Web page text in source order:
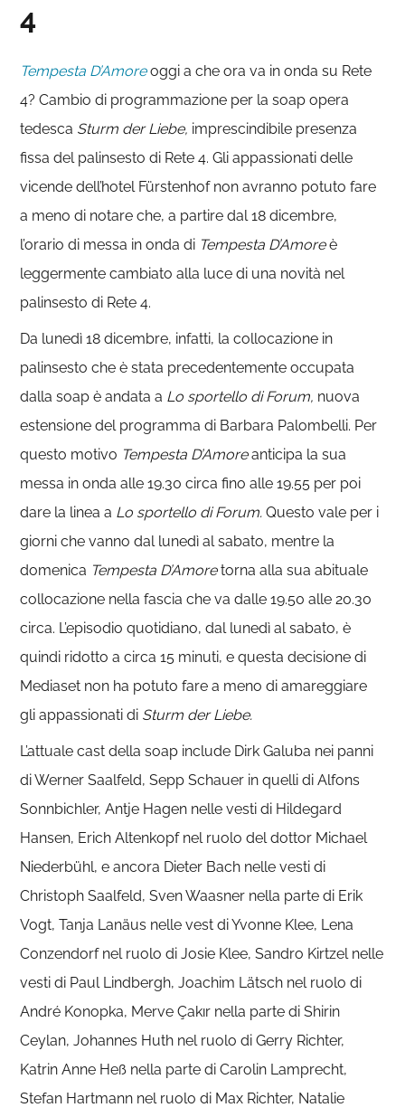
4
Tempesta D’Amoreoggi a che ora va in onda su Rete
4? Cambio di programmazione per la soap opera
tedesca Sturm der Liebe, imprescindibile presenza
fissa del palinsesto di Rete 4. Gli appassionati delle
vicende dell’hotel Fürstenhof non avranno potuto fare
a meno di notare che, a partire dal 18 dicembre,
l’orario di messa in onda di Tempesta D’Amoreè
leggermente cambiato alla luce di una novità nel
palinsesto di Rete 4.
Da lunedì 18 dicembre, infatti, la collocazione in
palinsesto che è stata precedentemente occupata
dalla soap è andata a Lo sportello di Forum, nuova
estensione del programma di Barbara Palombelli. Per
questo motivo Tempesta D’Amoreanticipa la sua
messa in onda alle 19.30 circa fino alle 19.55 per poi
dare la linea a Lo sportello di Forum.Questo vale per i
giorni che vanno dal lunedì al sabato, mentre la
domenica Tempesta D’Amoretorna alla sua abituale
collocazione nella fascia che va dalle 19.50 alle 20.30
circa. L’episodio quotidiano, dal lunedì al sabato, è
quindi ridotto a circa 15 minuti, e questa decisione di
Mediaset non ha potuto fare a meno di amareggiare
gli appassionati di Sturm der Liebe.
L’attuale cast della soap include Dirk Galuba nei panni
di Werner Saalfeld, Sepp Schauer in quelli di Alfons
Sonnbichler, Antje Hagen nelle vesti di Hildegard
Hansen, Erich Altenkopf nel ruolo del dottor Michael
Niederbühl, e ancora Dieter Bach nelle vesti di
Christoph Saalfeld, Sven Waasner nella parte di Erik
Vogt, Tanja Lanäus nelle vest di Yvonne Klee, Lena
Conzendorf nel ruolo di Josie Klee, Sandro Kirtzel nelle
vesti di Paul Lindbergh, Joachim Lätsch nel ruolo di
André Konopka, Merve Çakır nella parte di Shirin
Ceylan, Johannes Huth nel ruolo di Gerry Richter,
Katrin Anne Heß nella parte di Carolin Lamprecht,
Stefan Hartmann nel ruolo di Max Richter, Natalie